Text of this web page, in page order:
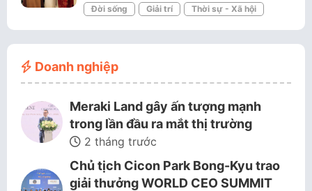
Đời sống Giải trí Thời sự - Xã hội
Doanh nghiệp
Meraki Land gây ấn tượng mạnh
trong lần đầu ra mắt thị trường
2 tháng trước
Chủ tịch Cicon Park Bong-Kyu trao
giải thưởng WORLD CEO SUMMIT